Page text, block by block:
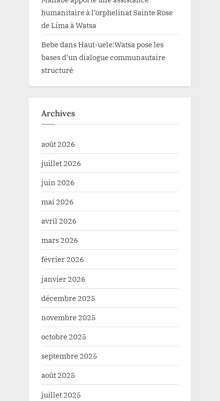
humanitaire à l’orphelinat Sainte Rose
de Lima à Watsa
BebedansHaut-uele:Watsa pose les
bases d’un dialogue communautaire
structuré
Archives
août 2026
juillet 2026
juin 2026
mai 2026
avril 2026
mars 2026
février 2026
janvier 2026
décembre 2025
novembre 2025
octobre 2025
septembre 2025
août 2025
juillet 2025